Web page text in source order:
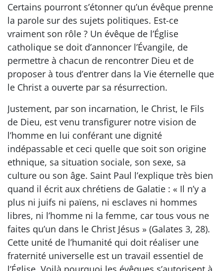
Certains pourront s’étonner qu’un évêque prenne
la parole sur des sujets politiques. Est-ce
vraiment son rôle ? Un évêque de l’Église
catholique se doit d’annoncer l’Évangile, de
permettre à chacun de rencontrer Dieu et de
proposer à tous d’entrer dans la Vie éternelle que
le Christ a ouverte par sa résurrection.
Justement, par son incarnation, le Christ, le Fils
de Dieu, est venu transfigurer notre vision de
l’homme en lui conférant une dignité
indépassable et ceci quelle que soit son origine
ethnique, sa situation sociale, son sexe, sa
culture ou son âge. Saint Paul l’explique très bien
quand il écrit aux chrétiens de Galatie : « Il n’y a
plus ni juifs ni païens, ni esclaves ni hommes
libres, ni l’homme ni la femme, car tous vous ne
faites qu’un dans le Christ Jésus » (Galates 3, 28).
Cette unité de l’humanité qui doit réaliser une
fraternité universelle est un travail essentiel de